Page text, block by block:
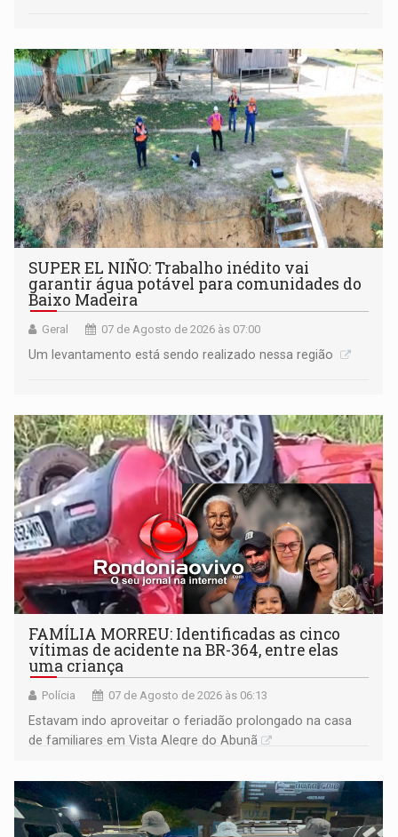
SUPER EL NIÑO: Trabalho inédito vai
garantir água potável para comunidades do
Baixo Madeira
Geral 07 de Agosto de 2026 às 07:00
Um levantamento está sendo realizado nessa região
FAMÍLIA MORREU: Identificadas as cinco
vítimas de acidente na BR-364, entre elas
uma criança
Polícia 07 de Agosto de 2026 às 06:13
Estavam indo aproveitar o feriadão prolongado na casa
de familiares em Vista Alegre do Abunã